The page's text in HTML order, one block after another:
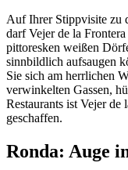
Auf Ihrer Stippvisite zu
darf Vejer de la
pittoresken weißen
sinnbildlich aufsaugen
Sie sich am herrlichen
verwinkelten Gassen,
Restaurants ist Vejer de
geschaffen.
Ronda: Auge